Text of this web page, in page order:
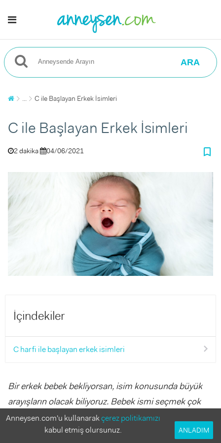
ARA
... C ile Başlayan Erkek İsimleri
C ile Başlayan Erkek İsimleri
2 dakika 04/06/2021 bookmark_border
İçindekiler
C harfi ile başlayan erkek isimleri
Bir erkek bebek bekliyorsan, isim konusunda büyük
arayışların olacak biliyoruz. Bebek ismi seçmek çok
zor ve biz de bunun farkında olarak senin için C ile
başlayan erkek isimlerini bir araya getirdik. Hadi
Anneysen.com'u kullanarakçerez politikamızı
kabul etmiş olursunuz.
ANLADIM